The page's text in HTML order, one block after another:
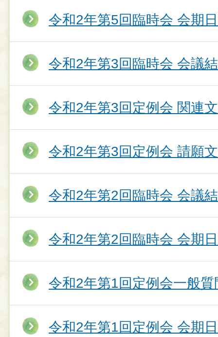
令和2年第5回臨時会 会期
令和2年第3回臨時会 会議
令和2年第3回定例会 関連
令和2年第3回定例会 請願
令和2年第2回臨時会 会議
令和2年第2回臨時会 会期
令和2年第1回定例会一般質
令和2年第1回定例会 会期